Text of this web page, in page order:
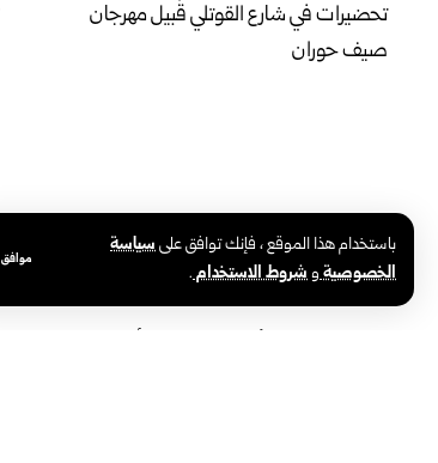
باستخدام هذا الموقع ، فإنك توافق علىسياسة
الخصوصيةوشروط الاستخدام.
موافق
تحضيرات في شارع القوتلي قُبيل مهرجان
صيف حوران